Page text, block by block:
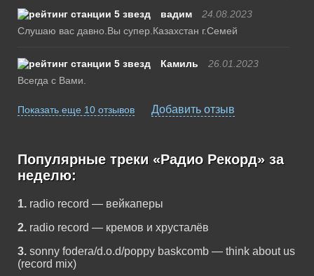
вадим
24.08.2023
Слушаю вас давно.Вы супер.Казахстан г.Семей
Камиль
26.01.2023
Всегда с Вами.
Показать еще 10 отзывов Добавить отзыв
Популярные треки «Радио Рекорд» за
неделю:
1. radio record — вейкаперы
2. radio record — кремов и хрусталёв
3. sonny fodera/d.o.d/poppy baskcomb — think about us
(record mix)